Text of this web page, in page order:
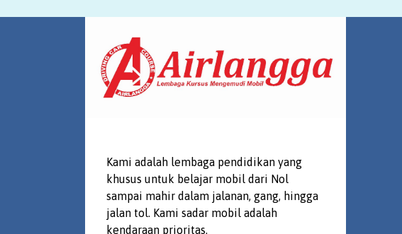
Kami adalah lembaga pendidikan yang
khusus untuk belajar mobil dari Nol
sampai mahir dalam jalanan, gang, hingga
jalan tol. Kami sadar mobil adalah
kendaraan prioritas.